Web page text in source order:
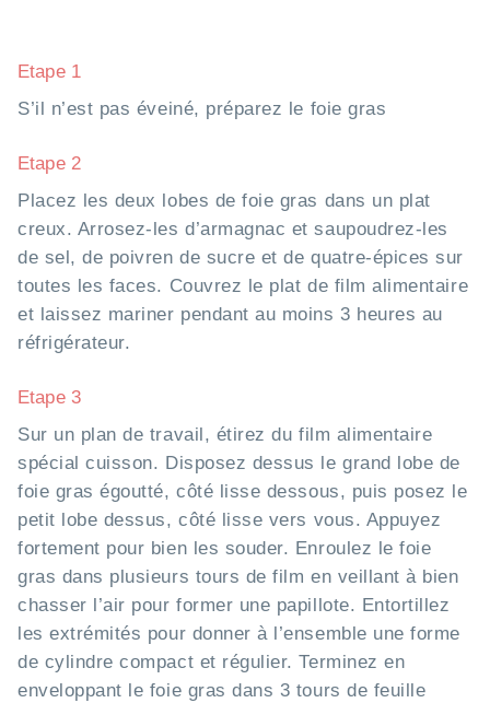
Etape 1
S’il n’est pas éveiné, préparez le foie gras
Etape 2
Placez les deux lobes de foie gras dans un plat
creux. Arrosez-les d’armagnac et saupoudrez-les
de sel, de poivren de sucre et de quatre-épices sur
toutes les faces. Couvrez le plat de film alimentaire
et laissez mariner pendant au moins 3 heures au
réfrigérateur.
Etape 3
Sur un plan de travail, étirez du film alimentaire
spécial cuisson. Disposez dessus le grand lobe de
foie gras égoutté, côté lisse dessous, puis posez le
petit lobe dessus, côté lisse vers vous. Appuyez
fortement pour bien les souder. Enroulez le foie
gras dans plusieurs tours de film en veillant à bien
chasser l’air pour former une papillote. Entortillez
les extrémités pour donner à l’ensemble une forme
de cylindre compact et régulier. Terminez en
enveloppant le foie gras dans 3 tours de feuille